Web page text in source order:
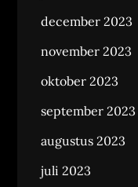
december 2023
november 2023
oktober 2023
september 2023
augustus 2023
juli 2023